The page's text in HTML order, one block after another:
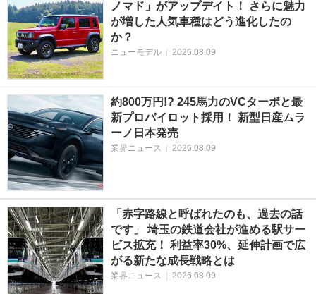
ノマド」がアップデイト！ さらに魅力
が増した人気車種はどう進化したの
か？
ニューモデル 2026.08.09
約800万円!? 245馬力のVCターボと最
新プロパイロット採用！ 新型日産ムラ
ーノ日本発売
業界ニュース 2026.08.09
「赤字路線と呼ばれたのも、過去の話
です」 埼玉の鉄道会社が進める駅サー
ビス拡充！ 利益率30%、延伸計画で広
がる新たな成長戦略とは
業界ニュース 2026.08.09